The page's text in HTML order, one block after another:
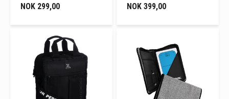
NOK 299,00
NOK 399,00